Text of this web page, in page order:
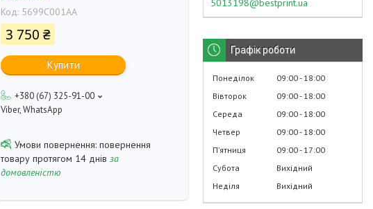
Код: 5699C001AA
3 750 ₴
Купити
+380 (67) 325-91-00
Viber, WhatsApp
повернення
товару протягом 14 днів за
домовленістю
Графік роботи
Понеділок 09:00 18:00
Вівторок
09:00 18:00
Середа
09:00 18:00
Четвер
09:00 18:00
Пʼятниця
09:00 17:00
Субота
Вихідний
Неділя
Вихідний